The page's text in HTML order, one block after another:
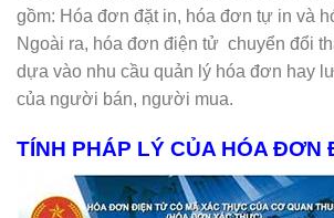
gồm: Hóa đơn đặt in, hóa đơn tự in và
Ngoài ra, hóa đơn điện tử chuyển đổi
dựa vào nhu cầu quản lý hóa đơn hay
của người bán, người mua.
TÍNH PHÁP LÝ CỦA HÓA ĐƠN